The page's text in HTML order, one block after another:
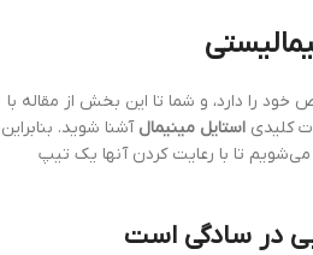
را دارد، و شما تا این بخش از مقاله با
کلیدی استایل مینیمال آشنا شوید. بنابراین
می‌شویم تا با رعایت کردن آنها یک تیپ
در سادگی است